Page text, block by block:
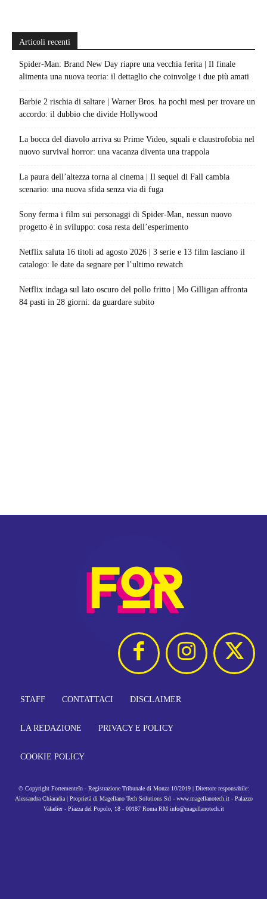
Articoli recenti
Spider-Man: Brand New Day riapre una vecchia ferita | Il finale
alimenta una nuova teoria: il dettaglio che coinvolge i due più amati
Barbie 2 rischia di saltare | Warner Bros. ha pochi mesi per trovare un
accordo: il dubbio che divide Hollywood
La bocca del diavolo arriva su Prime Video, squali e claustrofobia nel
nuovo survival horror: una vacanza diventa una trappola
La paura dell’altezza torna al cinema | Il sequel di Fall cambia
scenario: una nuova sfida senza via di fuga
Sony ferma i film sui personaggi di Spider-Man, nessun nuovo
progetto è in sviluppo: cosa resta dell’esperimento
Netflix saluta 16 titoli ad agosto 2026 | 3 serie e 13 film lasciano il
catalogo: le date da segnare per l’ultimo rewatch
Netflix indaga sul lato oscuro del pollo fritto | Mo Gilligan affronta
84 pasti in 28 giorni: da guardare subito
STAFF CONTATTACI DISCLAIMER
LA REDAZIONE PRIVACY E POLICY
COOKIE POLICY
© Copyright FortementeIn - Registrazione Tribunale di Monza 10/2019 | Direttore responsabile:
Alessandra Chiaradia | Proprietà di Magellano Tech Solutions Srl - www.magellanotech.it - Palazzo
Valadier - Piazza del Popolo, 18 - 00187 Roma RM info@magellanotech.it